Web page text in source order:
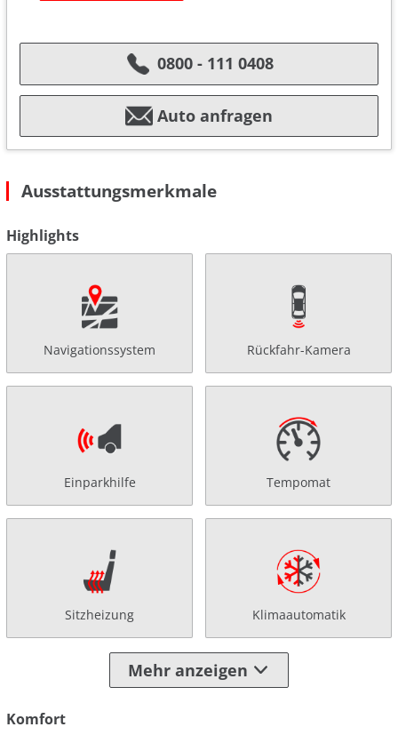
0800 - 111 0408
Auto anfragen
Ausstattungsmerkmale
Highlights
Navigationssystem Rückfahr-Kamera
Einparkhilfe Tempomat
Sitzheizung Klimaautomatik
Mehr anzeigen
Komfort